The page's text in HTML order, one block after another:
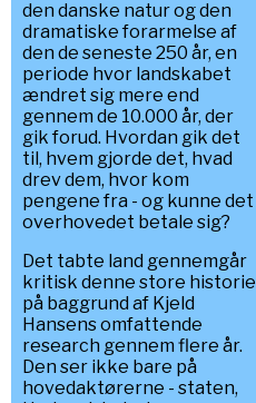
den danske natur og den
dramatiske forarmelse af
den de seneste 250 år, en
periode hvor landskabet
ændret sig mere end
gennem de 10.000 år, der
gik forud. Hvordan gik det
til, hvem gjorde det, hvad
drev dem, hvor kom
pengene fra - og kunne det
overhovedet betale sig?
Det tabte land gennemgår
kritisk denne store historie
på baggrund af Kjeld
Hansens omfattende
research gennem flere år.
Den ser ikke bare på
hovedaktørerne - staten,